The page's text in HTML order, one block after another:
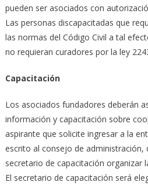
pueden ser asociados con
Las personas discapacitadas que
las normas del Código Civil a tal
no requieran curadores por la ley
Capacitación
Los asociados fundadores deberán
información y capacitación sobre
aspirante que solicite ingresar a la
escrito al consejo de administración,
secretario de capacitación organizar
El secretario de capacitación será